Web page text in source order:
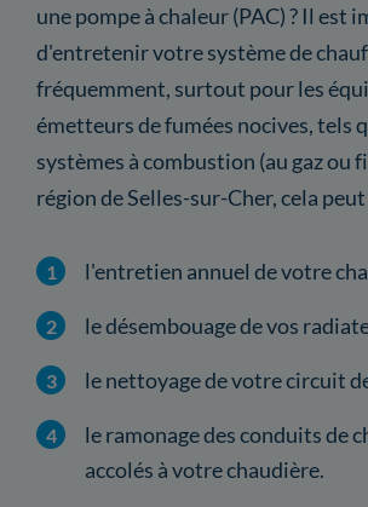
une pompe à chaleur (PAC) ? Il est
d'entretenir votre système de
fréquemment, surtout pour les
émetteurs de fumées nocives, tels
systèmes à combustion (au gaz ou
région de Selles-sur-Cher, cela
l'entretien annuel de votre
le désembouage de vos
le nettoyage de votre circuit
le ramonage des conduits de
accolés à votre chaudière.